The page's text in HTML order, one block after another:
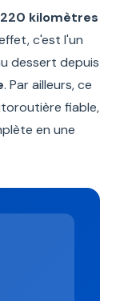
220 kilomètres
c'est l'un
dessert depuis
. Par ailleurs, ce
fiable,
en une